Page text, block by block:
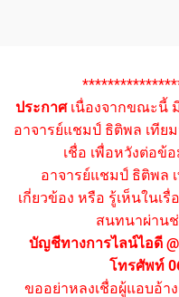
ประกาศเนื่องจากขณะนี้
อาจารย์แชมป์ ธิติพล เทีย
เชื่อ เพื่อหวังต่อ
อาจารย์แชมป์ ธิติพล
เกี่ยวข้อง หรือ รู้เห็นในเ
สนทนาผ่าน
บัญชีทางการไลน์ไอดี
โทรศัพท์
ขออย่าหลงเชื่อผู้แอบอ้า